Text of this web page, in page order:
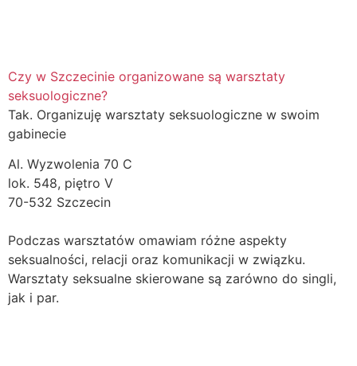
Czy w Szczecinie organizowane są warsztaty
seksuologiczne?
Tak. Organizuję warsztaty seksuologiczne w swoim
gabinecie
Al. Wyzwolenia 70 C
lok. 548, piętro V
70-532 Szczecin
Podczas warsztatów omawiam różne aspekty
seksualności, relacji oraz komunikacji w związku.
Warsztaty seksualne skierowane są zarówno do singli,
jak i par.